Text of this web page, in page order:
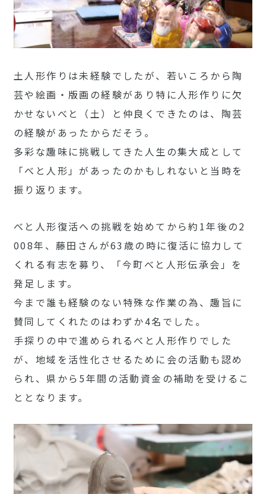
土人形作りは未経験でしたが、若いころから陶
芸や絵画・版画の経験があり特に人形作りに欠
かせないべと（土）と仲良くできたのは、陶芸
の経験があったからだそう。
多彩な趣味に挑戦してきた人生の集大成として
「べと人形」があったのかもしれないと当時を
振り返ります。
べと人形復活への挑戦を始めてから約1年後の2
008年、藤田さんが63歳の時に復活に協力して
くれる有志を募り、「今町べと人形伝承会」を
発足します。
今まで誰も経験のない特殊な作業の為、趣旨に
賛同してくれたのはわずか4名でした。
手探りの中で進められるべと人形作りでした
が、地域を活性化させるために会の活動も認め
られ、県から5年間の活動資金の補助を受けるこ
ととなります。